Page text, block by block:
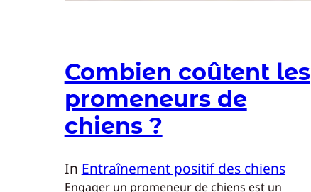
Combien coûtent les
promeneurs de
chiens ?
In Entraînement positif des chiens
Engager un promeneur de chiens est un